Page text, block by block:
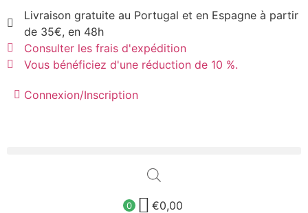
Livraison gratuite au Portugal et en Espagne à partir
de 35€, en 48h
Consulter les frais d'expédition
Vous bénéficiez d'une réduction de 10 %.
Connexion/Inscription
0 €0,00